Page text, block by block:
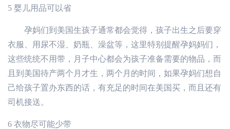
5 婴儿用品可以省
孕妈们到美国生孩子通常都会觉得，孩子出生之后要穿
衣服、用尿不湿、奶瓶、澡盆等，这里特别提醒孕妈妈们，
这些统统不用带，月子中心都会为孩子准备需要的物品，而
且到美国待产两个月才生，两个月的时间，如果孕妈们想自
己给孩子置办东西的话，有充足的时间在美国买，而且还有
司机接送。
6 衣物尽可能少带